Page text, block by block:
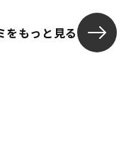
をもっと見る